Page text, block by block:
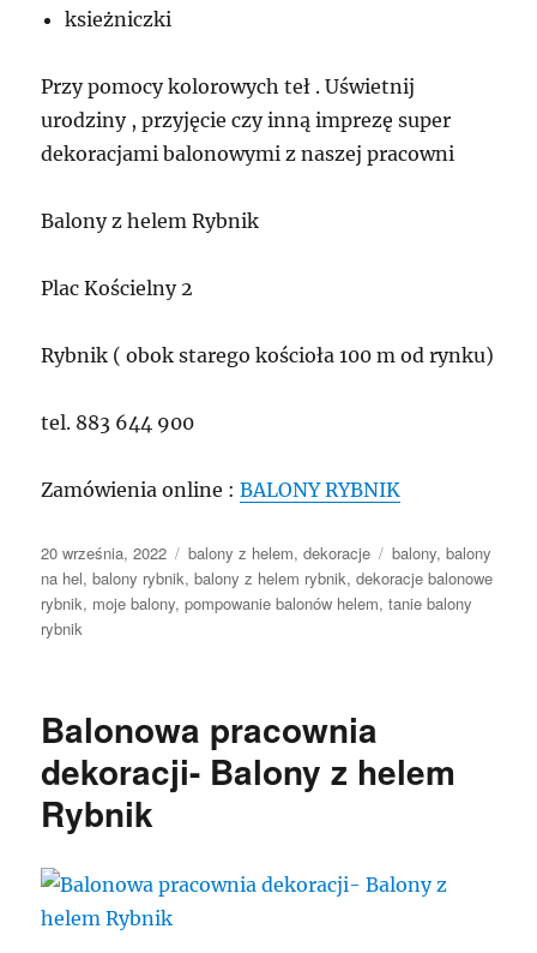
ksieżniczki
Przy pomocy kolorowych teł . Uświetnij
urodziny , przyjęcie czy inną imprezę super
dekoracjami balonowymi z naszej pracowni
Balony z helem Rybnik
Plac Kościelny 2
Rybnik ( obok starego kościoła 100 m od rynku)
tel. 883 644 900
Zamówienia online :BALONY RYBNIK
Data
publikacji
20 września, 2022 Kategorie
balony z helem,dekoracje Tagi
balony,balony
na hel,balony rybnik,balony z helem rybnik,dekoracje balonowe
rybnik, moje balony,pompowanie balonów helem,tanie balony
rybnik
Balonowa pracownia
dekoracji- Balony z helem
Rybnik